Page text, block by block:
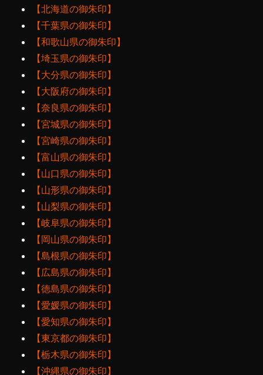
【北海道の御朱印】
【千葉県の御朱印】
【和歌山県の御朱印】
【埼玉県の御朱印】
【大分県の御朱印】
【大阪府の御朱印】
【奈良県の御朱印】
【宮城県の御朱印】
【宮崎県の御朱印】
【富山県の御朱印】
【山口県の御朱印】
【山形県の御朱印】
【山梨県の御朱印】
【岐阜県の御朱印】
【岡山県の御朱印】
【島根県の御朱印】
【広島県の御朱印】
【徳島県の御朱印】
【愛媛県の御朱印】
【愛知県の御朱印】
【東京都の御朱印】
【栃木県の御朱印】
【沖縄県の御朱印】